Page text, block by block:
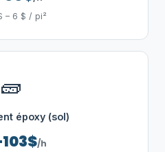
– 6 $ / pi²
🧱
époxy (sol)
/h